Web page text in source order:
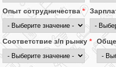
Опыт сотрудничества*
Соответствие з/п рынку *